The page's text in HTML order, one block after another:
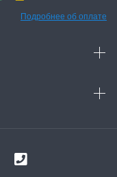
Подробнее об оплате